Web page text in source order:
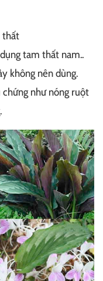
thất
tam thất nam..
không nên dùng.
như nóng ruột